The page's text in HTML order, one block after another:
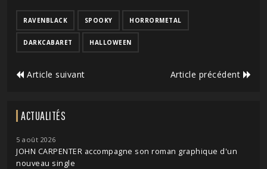
RAVENBLACK SPOOKY HORRORMETAL
DARKCABARET HALLOWEEN
Article suivant Article précédent
ACTUALITÉS
5 août 2026
JOHN CARPENTER accompagne son roman graphique d'un
nouveau single